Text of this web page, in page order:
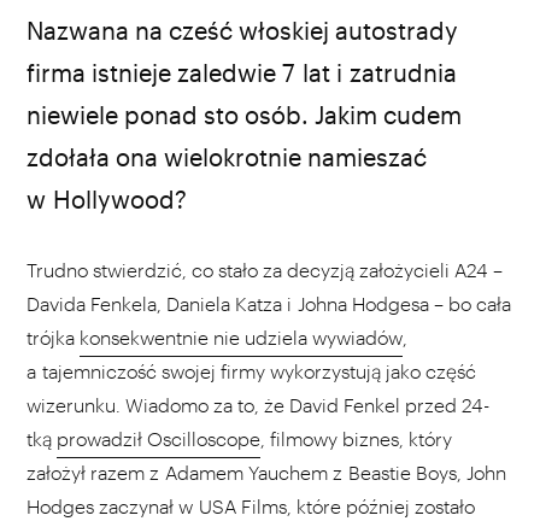
Nazwana na cześć włoskiej autostrady
firma istnieje zaledwie 7 lat i zatrudnia
niewiele ponad sto osób. Jakim cudem
zdołała ona wielokrotnie namieszać
w Hollywood?
Trudno stwierdzić, co stało za decyzją założycieli A24 –
Davida Fenkela, Daniela Katza i Johna Hodgesa – bo cała
trójka konsekwentnie nie udziela wywiadów
a tajemniczość swojej firmy wykorzystują jako część
wizerunku. Wiadomo za to, że David Fenkel przed 24-
tką prowadził Oscilloscope , filmowy biznes, który
założył razem z Adamem Yauchem z Beastie Boys, John
Hodges zaczynał w USA Films, które później zostało